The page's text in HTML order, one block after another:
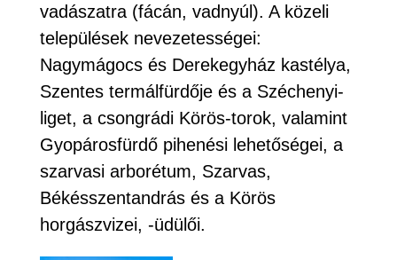
vadászatra (fácán, vadnyúl). A közeli
települések nevezetességei:
Nagymágocs és Derekegyház kastélya,
Szentes termálfürdője és a Széchenyi-
liget, a csongrádi Körös-torok, valamint
Gyopárosfürdő pihenési lehetőségei, a
szarvasi arborétum, Szarvas,
Békésszentandrás és a Körös
horgászvizei, -üdülői.